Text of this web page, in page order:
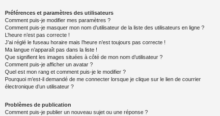
Préférences et paramètres des utilisateurs
Comment puis-je modifier mes paramètres ?
Comment puis-je masquer mon nom d’utilisateur de la liste des utilisateurs en ligne ?
L’heure n’est pas correcte !
J’ai réglé le fuseau horaire mais l’heure n’est toujours pas correcte !
Ma langue n’apparaît pas dans la liste !
Que signifient les images situées à côté de mon nom d’utilisateur ?
Comment puis-je afficher un avatar ?
Quel est mon rang et comment puis-je le modifier ?
Pourquoi m’est-il demandé de me connecter lorsque je clique sur le lien de courrier
électronique d’un utilisateur ?
Problèmes de publication
Comment puis-je publier un nouveau sujet ou une réponse ?